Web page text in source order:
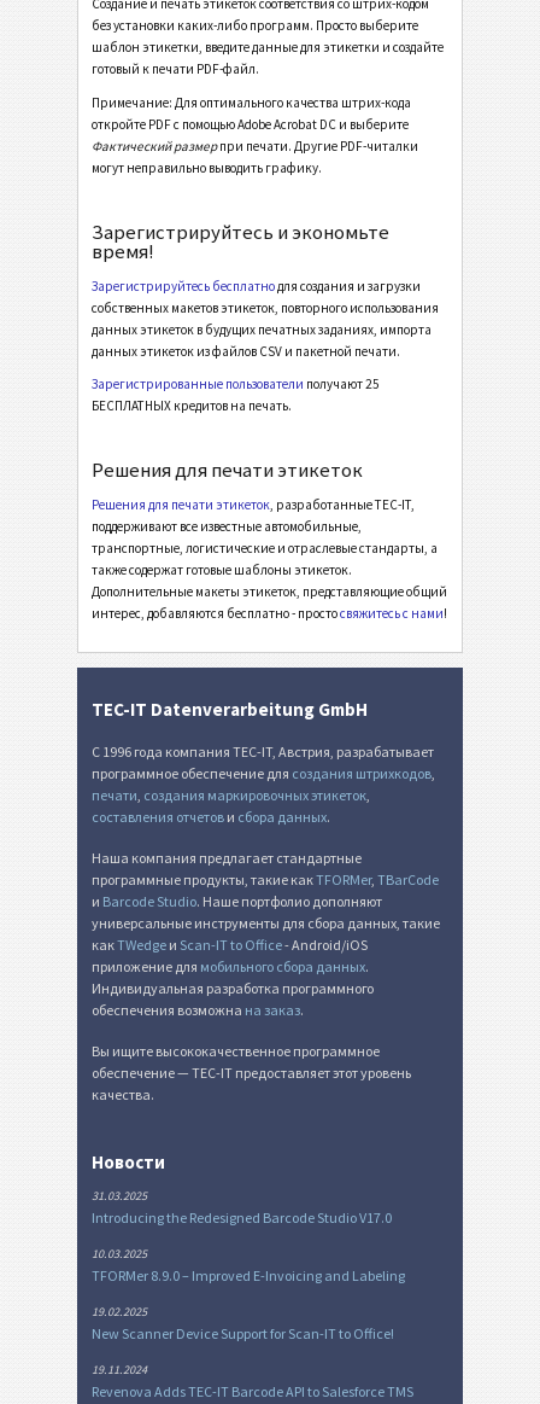
Cat Power Generation Systems - Master Pack Label
GS1
Этикетки GS1
O Odette
MAT Этикетки MAT
LTO Этикетки LTO
Инвентарные этикетки
€ SEPA мандат
₣ Швейцарский QR-счет
П Прочее
Создание и печать этикеток соответствия со штрих-кодом
без установки каких-либо программ. Просто выберите
шаблон этикетки, введите данные для этикетки и создайте
готовый к печати PDF-файл.
Примечание: Для оптимального качества штрих-кода
откройте PDF с помощью Adobe Acrobat DC и выберите
Фактический размерпри печати. Другие PDF-читалки
могут неправильно выводить графику.
Зарегистрируйтесь и экономьте
время!
Зарегистрируйтесь бесплатнодля создания и загрузки
собственных макетов этикеток, повторного использования
данных этикеток в будущих печатных заданиях, импорта
данных этикеток из файлов CSV и пакетной печати.
Зарегистрированные пользователи получают 25
БЕСПЛАТНЫХ кредитов на печать.
Решения для печати этикеток
Решения для печати этикеток, разработанные TEC-IT,
поддерживают все известные автомобильные,
транспортные, логистические и отраслевые стандарты, а
также содержат готовые шаблоны этикеток.
Дополнительные макеты этикеток, представляющие общий
интерес, добавляются бесплатно - простосвяжитесь с нами!
TEC-IT Datenverarbeitung GmbH
С 1996 года компания TEC-IT, Австрия, разрабатывает
программное обеспечение для создания штрихкодов,
печати, создания маркировочных этикеток,
составления отчетов и сбора данных.
Наша компания предлагает стандартные
программные продукты, такие какTFORMer, TBarCode
и Barcode Studio. Наше портфолио дополняют
универсальные инструменты для сбора данных, такие
какTWedge и Scan-IT to Office- Android/iOS
приложение для мобильного сбора данных.
Индивидуальная разработка программного
обеспечения возможна на заказ.
Вы ищите высококачественное программное
обеспечение — TEC-IT предоставляет этот уровень
качества.
Новости
31.03.2025
Introducing the Redesigned Barcode Studio V17.0
10.03.2025
TFORMer 8.9.0 – Improved E-Invoicing and Labeling
19.02.2025
New Scanner Device Support for Scan-IT to Office!
19.11.2024
Revenova Adds TEC-IT Barcode API to Salesforce TMS